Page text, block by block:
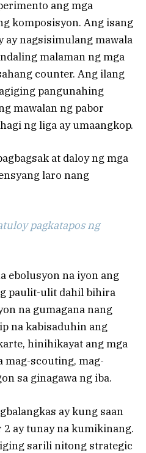
ang mga
komposisyon. Ang isang
ay nagsisimulang mawala
malaman ng mga
counter. Ang ilang
pangunahing
mawalan ng pabor
ng liga ay umaangkop.
at daloy ng mga
laro nang
pagkatapos ng
ebolusyon na iyon ang
paulit-ulit dahil bihira
na gumagana nang
na kabisaduhin ang
hinihikayat ang mga
mag-scouting, mag-
sa ginagawa ng iba.
ay kung saan
2 ay tunay na kumikinang.
sarili nitong strategic